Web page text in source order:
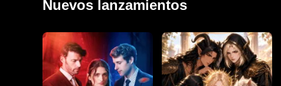
Nuevos lanzamientos